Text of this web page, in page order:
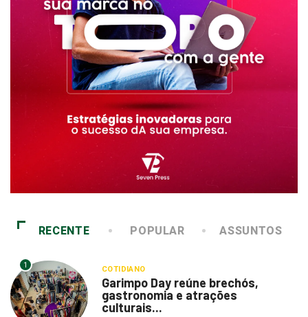
RECENTE POPULAR ASSUNTOS
1 COTIDIANO
Garimpo Day reúne brechós,
gastronomia e atrações
culturais...